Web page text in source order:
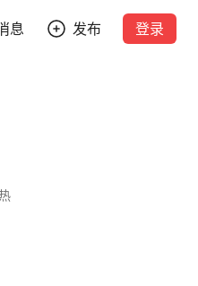
息 发布 登录